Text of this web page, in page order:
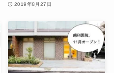
2019年8月27日